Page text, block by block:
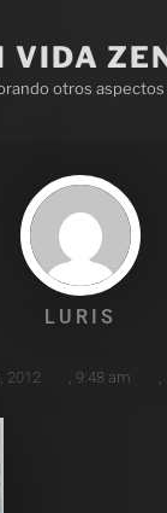
VIDA
otros
LURIS
2012 9:48 am